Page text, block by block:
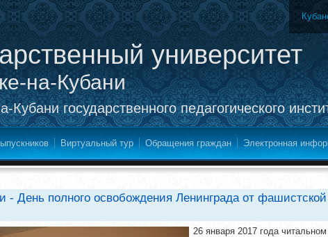
университет
на-Кубани
государственного педагогического
Виртуальный тур Обращения граждан Электронная
- День полного освобождения Ленинграда от
26 января 2017 года